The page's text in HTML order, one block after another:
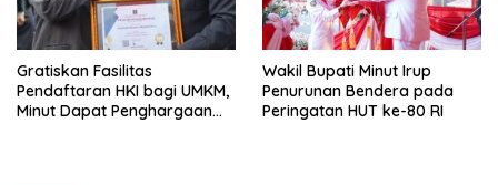
Gratiskan Fasilitas
Pendaftaran HKI bagi UMKM,
Minut Dapat Penghargaan
Wakil Bupati Minut Irup
Penurunan Bendera pada
Peringatan HUT ke-80 RI